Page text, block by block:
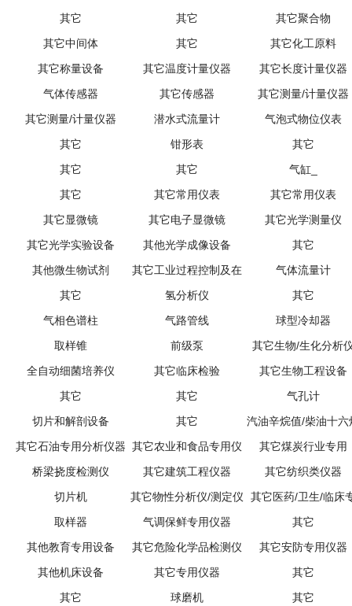
其它
其它
其它聚合物
其它中间体
其它
其它化工原料
其它称量设备
其它温度计量仪器
其它长度计量仪器
气体传感器
其它传感器
其它测量/计量仪器
其它测量/计量仪器
潜水式流量计
气泡式物位仪表
其它
钳形表
其它
其它
其它
气缸_
其它
其它常用仪表
其它常用仪表
其它显微镜
其它电子显微镜
其它光学测量仪
其它光学实验设备
其他光学成像设备
其它
其他微生物试剂
其它工业过程控制及在
线分析仪
气体流量计
其它
氢分析仪
其它
气相色谱柱
气路管线
球型冷却器
取样锥
前级泵
其它生物/生化分析
全自动细菌培养仪
其它临床检验
其它生物工程设备
其它
其它
气孔计
切片和解剖设备
其它
汽油辛烷值/柴油十六
值测定仪
其它石油专用分析仪器 其它农业和食品专用仪
器
其它煤炭行业专用
桥梁挠度检测仪
其它建筑工程仪器
其它纺织类仪器
切片机
其它物性分析仪/测定仪
其它医药/卫生/临床
用仪器/仪表
取样器 气调保鲜专用仪器
其它
其他教育专用设备
其它危险化学品检测仪
器
其它安防专用仪器
其他机床设备
其它专用仪器
其它
其它
球磨机 其它